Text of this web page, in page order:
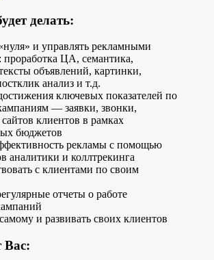
делать:
и управлять рекламными
ЦА, семантика,
объявлений, картинки,
анализ и т.д.
ключевых показателей по
— заявки, звонки,
клиентов в рамках
бюджетов
рекламы с помощью
аналитики и коллтрекинга
с клиентами по своим
отчеты о работе
и развивать своих клиентов